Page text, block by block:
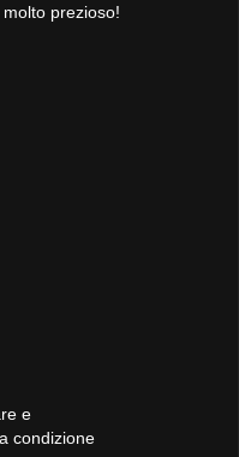
prezioso!
e
condizione